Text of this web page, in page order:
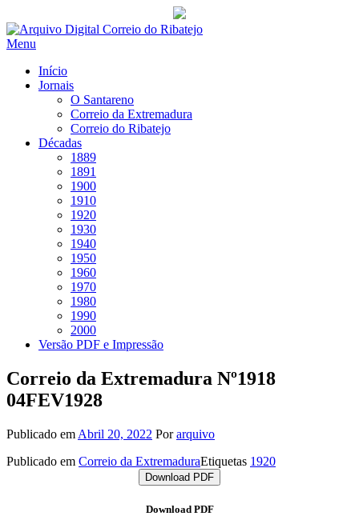
Saltar
para
Menu
Início
Jornais
O Santareno
Correio da Extremadura
Correio do Ribatejo
Décadas
1889
1891
1900
1910
1920
1930
1940
1950
1960
1970
1980
1990
2000
Versão PDF e Impressão
Correio da Extremadura Nº1918
04FEV1928
Publicado em Abril 20, 2022 Porarquivo
Publicado em Correio da ExtremaduraEtiquetas 1920
Download PDF
Download PDF